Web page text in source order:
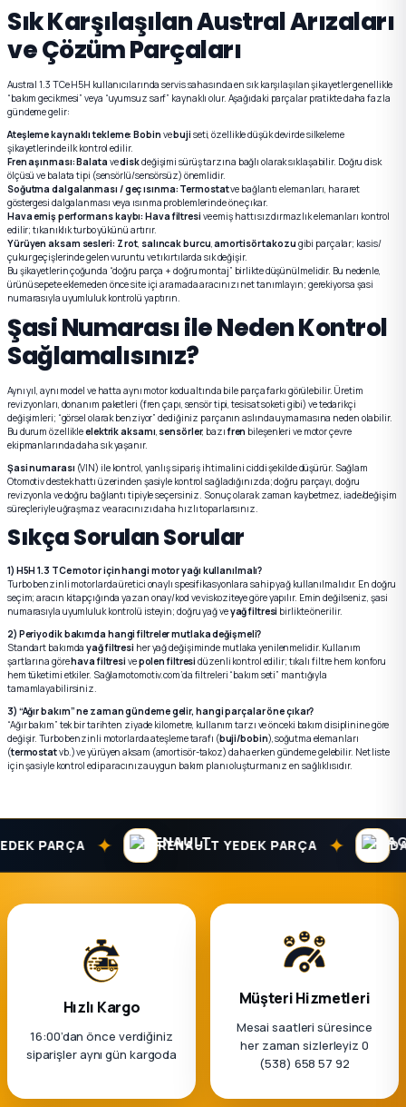
Sık Karşılaşılan Austral Arızaları
ve Çözüm Parçaları
Austral 1.3 TCe H5H kullanıcılarında servis sahasında en sık karşılaşılan şikayetler genellikle
“bakım gecikmesi” veya “uyumsuz sarf” kaynaklı olur. Aşağıdaki parçalar pratikte daha fazla
gündeme gelir:
Ateşleme kaynaklı tekleme: Bobin vebuji seti, özellikle düşük devirde silkeleme
şikayetlerinde ilk kontrol edilir.
Fren aşınması:Balata vediskdeğişimi sürüş tarzına bağlı olarak sıklaşabilir. Doğru disk
ölçüsü ve balata tipi (sensörlü/sensörsüz) önemlidir.
Soğutma dalgalanması / geç ısınma: Termostatve bağlantı elemanları, hararet
göstergesi dalgalanması veya ısınma problemlerinde öne çıkar.
Hava emiş performans kaybı: Hava filtresi ve emiş hattı sızdırmazlık elemanları kontrol
edilir; tıkanıklık turbo yükünü artırır.
Yürüyen aksam sesleri: Z rot, salıncak burcu,amortisör takozu gibi parçalar; kasis/
çukur geçişlerinde gelen vuruntu ve tıkırtılarda sık değişir.
Bu şikayetlerin çoğunda “doğru parça + doğru montaj” birlikte düşünülmelidir. Bu nedenle,
ürünü sepete eklemeden önce site içi aramada aracınızı net tanımlayın; gerekiyorsa şasi
numarasıyla uyumluluk kontrolü yaptırın.
Şasi Numarası ile Neden Kontrol
Sağlamalısınız?
Aynı yıl, aynı model ve hatta aynı motor kodu altında bile parça farkı görülebilir. Üretim
revizyonları, donanım paketleri (fren çapı, sensör tipi, tesisat soketi gibi) ve tedarikçi
değişimleri; “görsel olarak benziyor” dediğiniz parçanın aslında uymamasına neden olabilir.
Bu durum özellikleelektrik aksamı, sensörler, bazıfren bileşenleri ve motor çevre
ekipmanlarında daha sık yaşanır.
Şasi numarası (VIN) ile kontrol, yanlış sipariş ihtimalini ciddi şekilde düşürür. Sağlam
Otomotiv destek hattı üzerinden şasiyle kontrol sağladığınızda; doğru parçayı, doğru
revizyonla ve doğru bağlantı tipiyle seçersiniz. Sonuç olarak zaman kaybetmez, iade/değişim
süreçleriyle uğraşmaz ve aracınızı daha hızlı toparlarsınız.
Sıkça Sorulan Sorular
1) H5H 1.3 TCe motor için hangi motor yağı kullanılmalı?
Turbo benzinli motorlarda üretici onaylı spesifikasyonlara sahip yağ kullanılmalıdır. En doğru
seçim; aracın kitapçığında yazan onay/kod ve viskoziteye göre yapılır. Emin değilseniz, şasi
numarasıyla uyumluluk kontrolü isteyin; doğru yağ veyağ filtresi birlikte önerilir.
2) Periyodik bakımda hangi filtreler mutlaka değişmeli?
Standart bakımdayağ filtresi her yağ değişiminde mutlaka yenilenmelidir. Kullanım
şartlarına görehava filtresi vepolen filtresi düzenli kontrol edilir; tıkalı filtre hem konforu
hem tüketimi etkiler. Sağlamotomotiv.com’da filtreleri “bakım seti” mantığıyla
tamamlayabilirsiniz.
3) “Ağır bakım” ne zaman gündeme gelir, hangi parçalar öne çıkar?
“Ağır bakım” tek bir tarihten ziyade kilometre, kullanım tarzı ve önceki bakım disiplinine göre
değişir. Turbo benzinli motorlarda ateşleme tarafı (buji/bobin), soğutma elemanları
(termostatvb.) ve yürüyen aksam (amortisör-takoz) daha erken gündeme gelebilir. Net liste
için şasiyle kontrol edip aracınıza uygun bakım planı oluşturmanız en sağlıklısıdır.
PARÇA ✦ RENAULT YEDEK PARÇA ✦ DACIA
Hızlı Kargo
16:00’dan önce verdiğiniz
siparişler aynı gün kargoda
Müşteri Hizmetleri
Mesai saatleri süresince
her zaman sizlerleyiz 0
(538) 658 57 92